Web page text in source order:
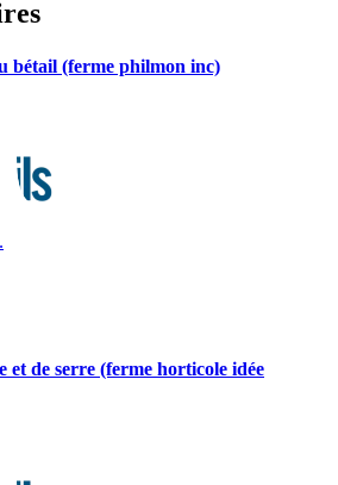
bétail (ferme philmon inc)
de serre (ferme horticole idée